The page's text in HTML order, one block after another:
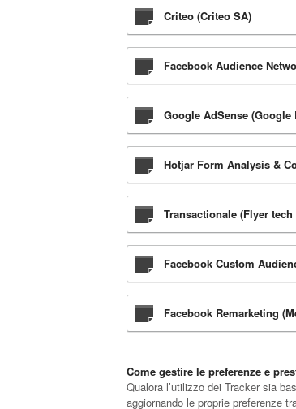
Criteo (Criteo SA)
Facebook Audience
Google AdSense (Google
Hotjar Form Analysis &
Transactionale (Flyer tech
Facebook Custom
Facebook Remarketing
Come gestire le preferenze e
Qualora l’utilizzo dei Tracker sia
aggiornando le proprie preferenze